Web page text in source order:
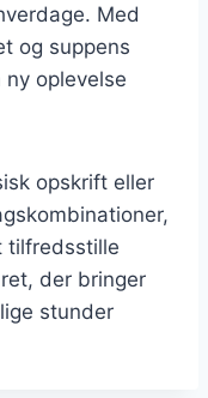
Med
og suppens
oplevelse
opskrift eller
tilfredsstille
der bringer
stunder